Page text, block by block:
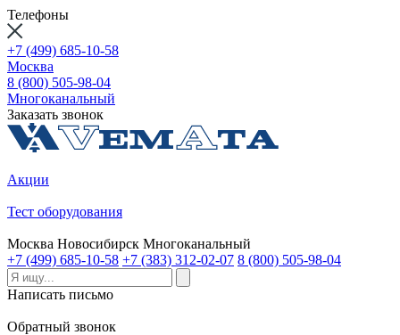
Телефоны
+7 (499) 685-10-58
Москва
8 (800) 505-98-04
Многоканальный
Заказать звонок
Акции
Тест оборудования
Москва Новосибирск Многоканальный
+7 (499) 685-10-58 +7 (383) 312-02-07 8 (800) 505-98-04
Написать письмо
Обратный звонок